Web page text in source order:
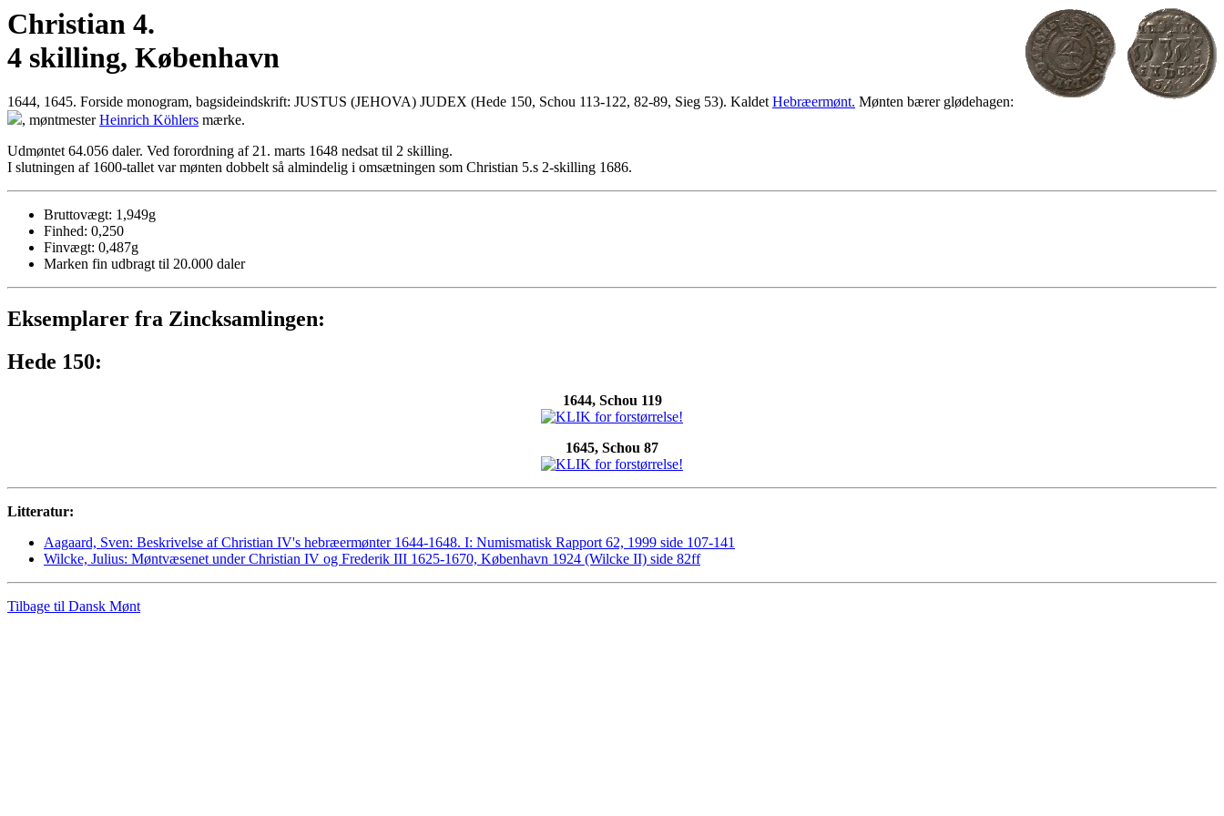
Christian 4.
4 skilling, København
1644, 1645. Forside monogram, bagsideindskrift: JUSTUS (JEHOVA) JUDEX (Hede 150, Schou 113-122, 82-89, Sieg 53). KaldetHebræermønt. Mønten bærer glødehagen:
, møntmesterHeinrich Köhlers mærke.
Udmøntet 64.056 daler. Ved forordning af 21. marts 1648 nedsat til 2 skilling.
I slutningen af 1600-tallet var mønten dobbelt så almindelig i omsætningen som Christian 5.s 2-skilling 1686.
Bruttovægt: 1,949g
Finhed: 0,250
Finvægt: 0,487g
Marken fin udbragt til 20.000 daler
Eksemplarer fra Zincksamlingen:
Hede 150:
1644, Schou 119
1645, Schou 87
Litteratur:
Aagaard, Sven: Beskrivelse af Christian IV's hebræermønter 1644-1648. I: Numismatisk Rapport 62, 1999 side 107-141
Wilcke, Julius: Møntvæsenet under Christian IV og Frederik III 1625-1670, København 1924 (Wilcke II) side 82ff
Tilbage til Dansk Mønt